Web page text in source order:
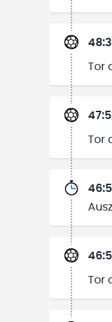
Tor
Tor
Tor